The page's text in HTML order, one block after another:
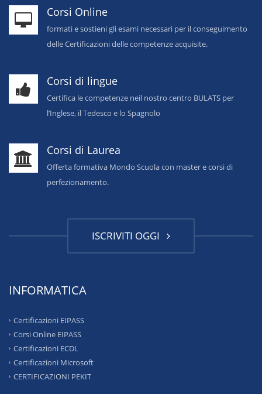
Corsi Online
formati e sostieni gli esami necessari per il conseguimento
delle Certificazioni delle competenze acquisite.
Corsi di lingue
Certifica le competenze neil nostro centro BULATS per
l’Inglese, il Tedesco e lo Spagnolo
Corsi di Laurea
Offerta formativa Mondo Scuola con master e corsi di
perfezionamento.
ISCRIVITI OGGI
INFORMATICA
Certificazioni EIPASS
Corsi Online EIPASS
Certificazioni ECDL
Certificazioni Microsoft
CERTIFICAZIONI PEKIT